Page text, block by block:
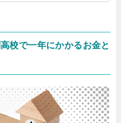
校で一年にかかるお金と